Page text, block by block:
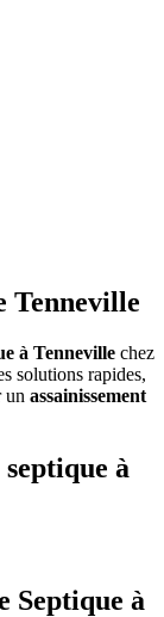
Tenneville
à Tenneville chez
solutions rapides,
un assainissement
à
Septique à